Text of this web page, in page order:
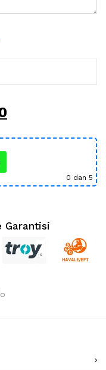
0 dan 5
Garantisi